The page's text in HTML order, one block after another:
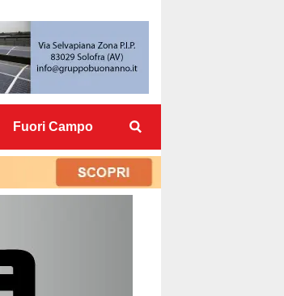
Fuori Campo